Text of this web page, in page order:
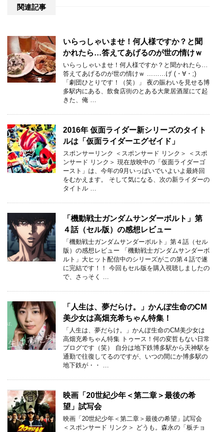
関連記事
いらっしゃいませ！何人様ですか？と聞
かれたら…答えてあげるのが世の情けｗ
いらっしゃいませ！何人様ですか？と聞かれたら…
答えてあげるのが世の情けｗ ………げ (・∀・;)
「劇団ひとりです！（笑）」 夜の賑わいを見せる博
多駅内にある、飲食店街のとある大衆居酒屋にて起
きた、俺 …
2016年 仮面ライダー新シリーズのタイト
ルは「仮面ライダーエグゼイド」
スポンサーリンク ＜スポンサード リンク＞ ＜スポ
ンサード リンク＞ 現在放映中の「仮面ライダーゴ
ースト」は、今年の9月いっぱいでいよいよ最終回
をむかえます。 そして気になる、次の新ライダーの
タイトル …
「機動戦士ガンダムサンダーボルト」第
４話（セル版）の感想レビュー
「機動戦士ガンダムサンダーボルト」第４話（セル
版）の感想レビュー 「機動戦士ガンダムサンダーボ
ルト」大ヒット配信中のシリーズがこの第４話で遂
に完結です！！ 今回もセル版を購入視聴しましたの
で、さっそく …
「人生は、夢だらけ。」かんぽ生命のCM
美少女は高畑充希ちゃん特集！
「人生は、夢だらけ。」かんぽ生命のCM美少女は
高畑充希ちゃん特集 トゥース！何の変哲もない日常
ブログです（笑） 自分は地下鉄博多駅から天神駅を
通勤で往復してるのですが、いつの間にか博多駅の
地下鉄が・・ …
映画「20世紀少年＜第二章＞最後の希
望」試写会
映画「20世紀少年＜第二章＞最後の希望」試写会
＜スポンサード リンク＞ どうも。森永の「板チョ